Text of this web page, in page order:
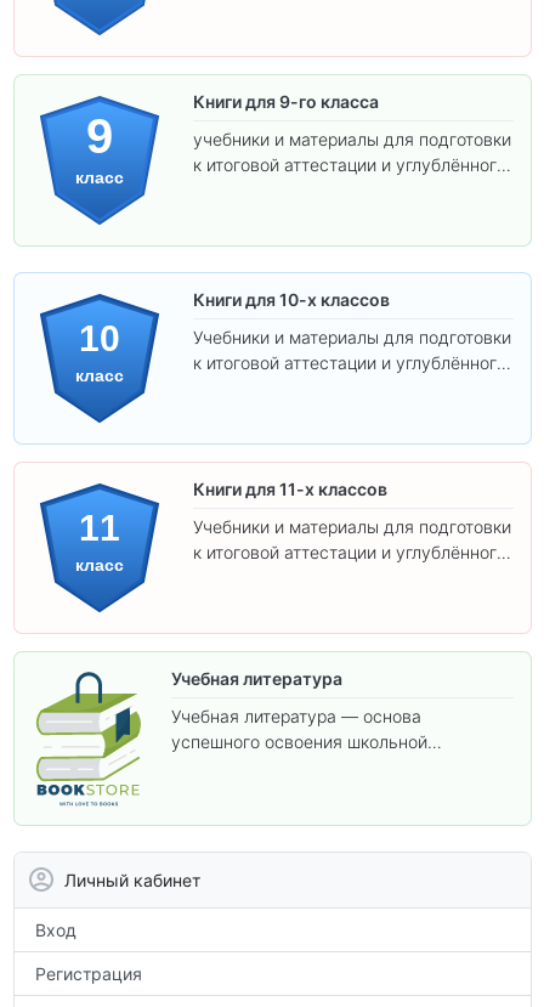
9
класс
Книги для 9-го класса
учебники и материалы для подготовки
к итоговой аттестации и углублённого
10
класс
Книги для 10-х классов
Учебники и материалы для подготовки
к итоговой аттестации и углублённого
11
класс
Книги для 11-х классов
Учебники и материалы для подготовки
к итоговой аттестации и углублённого
Учебная литература
Учебная литература — основа
успешного освоения школьной
по предметам.
Личный кабинет
Вход
Регистрация